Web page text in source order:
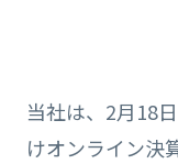
当社は、2月18
けオンライン決